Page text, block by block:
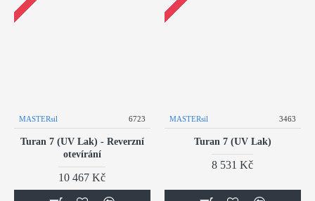
MASTERsil 6723
Turan 7 (UV Lak) - Reverzní
otevírání
10 467 Kč
MASTERsil 3463
Turan 7 (UV Lak)
8 531 Kč